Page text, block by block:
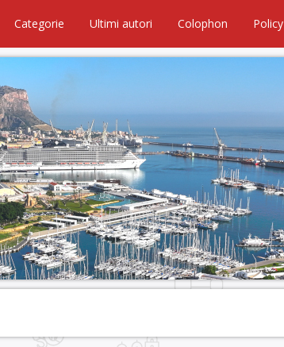
Categorie Ultimi autori Colophon Policy